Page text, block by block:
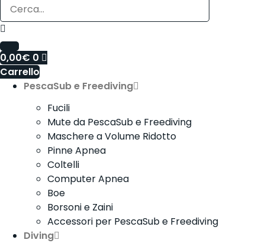
0,00€ 0
Carrello
PescaSub e Freediving
Fucili
Mute da PescaSub e Freediving
Maschere a Volume Ridotto
Pinne Apnea
Coltelli
Computer Apnea
Boe
Borsoni e Zaini
Accessori per PescaSub e Freediving
Diving